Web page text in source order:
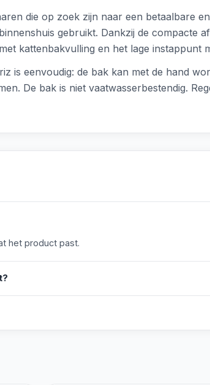
die op zoek zijn naar een betaalbare
gebruikt. Dankzij de compacte
kattenbakvulling en het lage
is eenvoudig: de bak kan met de hand
De bak is niet vaatwasserbestendig.
het product past.